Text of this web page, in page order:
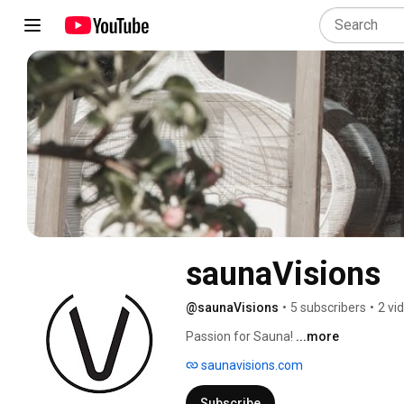
saunaVisions
@saunaVisions • 5 subscribers • 2
Passion for Sauna! ...more
saunavisions.com